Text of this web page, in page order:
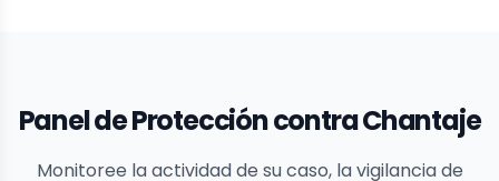
Panel de Protección contra Chantaje
Monitoree la actividad de su caso, la vigilancia de